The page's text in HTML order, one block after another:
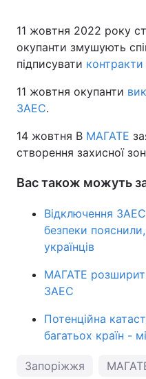
11 жовтня 2022 року
окупанти змушують
підписувати
11 жовтня окупанти
ЗАЕС.
14 жовтня В МАГАТЕ
створення захисної
Вас також можуть
Відключення ЗАЕС:
безпеки
українців
МАГАТЕ розширить
ЗАЕС
Потенційна
багатьох країн -
Запоріжжя